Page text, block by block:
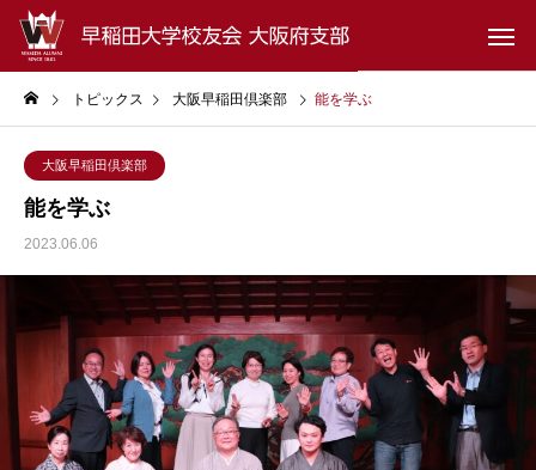
トピックス 大阪早稲田倶楽部 能を学ぶ
大阪早稲田倶楽部
能を学ぶ
2023.06.06